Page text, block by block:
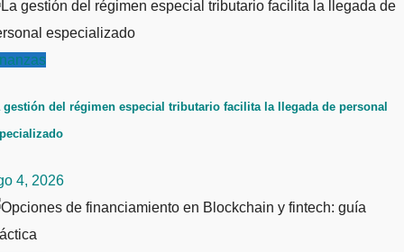
gestión del régimen especial tributario facilita la llegada de personal
4, 2026